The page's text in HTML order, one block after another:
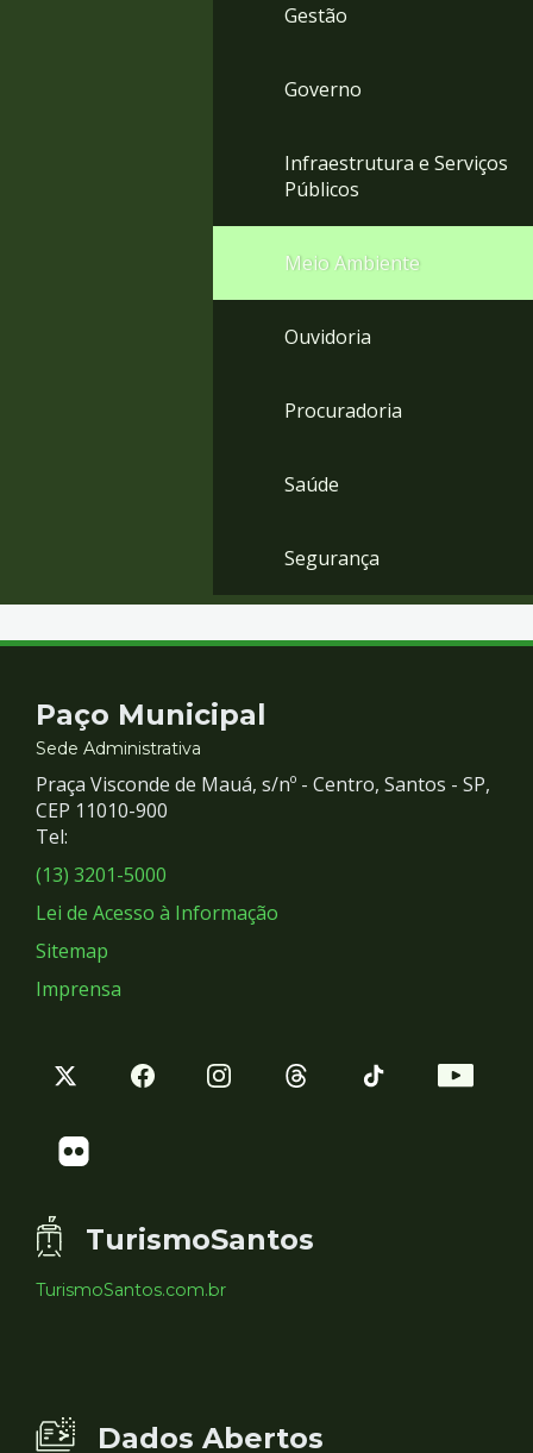
Gestão
Governo
Infraestrutura e Serviços
Públicos
Meio Ambiente
Ouvidoria
Procuradoria
Saúde
Segurança
Contato
e
Redes
Sociais
Paço Municipal
Sede Administrativa
Praça Visconde de Mauá, s/nº - Centro, Santos - SP,
CEP 11010-900
Tel:
(13) 3201-5000
Lei de Acesso à Informação
Sitemap
Imprensa
TurismoSantos
TurismoSantos.com.br
Dados Abertos